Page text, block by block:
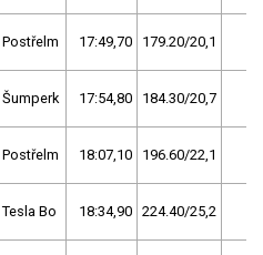
Postřelm 17:49,70 179.20/20,1
Šumperk 17:54,80 184.30/20,7
Postřelm 18:07,10 196.60/22,1
Tesla Bo 18:34,90 224.40/25,2